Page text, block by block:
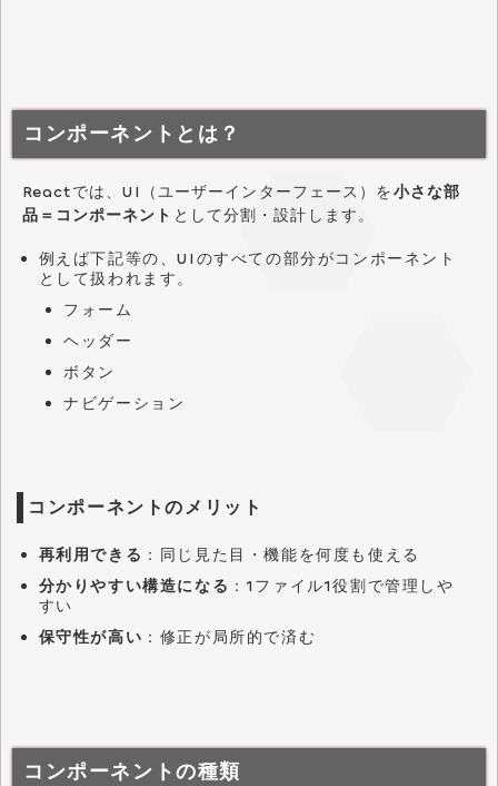
コンポーネントとは？
Reactでは、UI（ユーザーインターフェース）を小さな部
品＝コンポーネント として分割・設計します。
例えば下記等の、UIのすべての部分がコンポーネント
として扱われます。
フォーム
ヘッダー
ボタン
ナビゲーション
コンポーネントのメリット
再利用できる ：同じ見た目・機能を何度も使える
分かりやすい構造になる ：1ファイル1役割で管理しや
すい
保守性が高い ：修正が局所的で済む
コンポーネントの種類